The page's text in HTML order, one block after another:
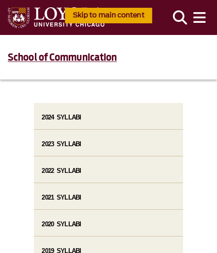
Skip to main content
School of Communication
2024 SYLLABI
2023 SYLLABI
2022 SYLLABI
2021 SYLLABI
2020 SYLLABI
2019 SYLLABI